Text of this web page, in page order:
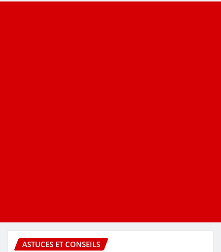
ASTUCES ET CONSEILS